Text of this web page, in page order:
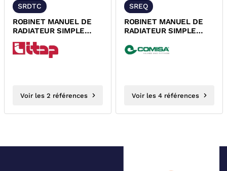
SRDTC
ROBINET MANUEL DE
RADIATEUR SIMPLE
REGLAGE DROIT A
VISSER CGR
Voir les 2 références
SREQ
ROBINET MANUEL DE
RADIATEUR SIMPLE
VISSER
Voir les 4 références